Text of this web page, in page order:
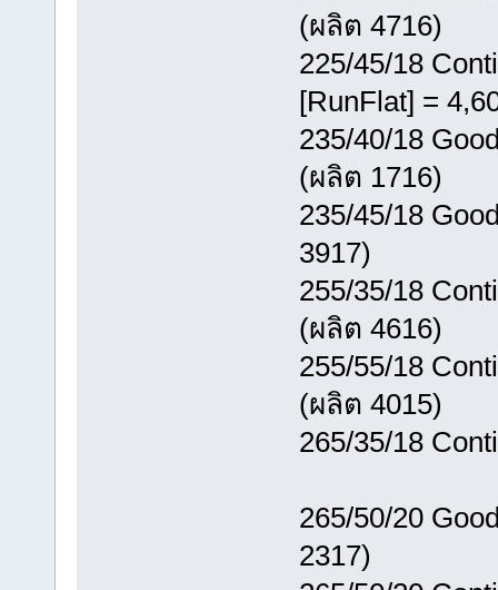
(ผลิต 4716)
225/45/18
[RunFlat] =
235/40/18
(ผลิต 1716)
235/45/18
3917)
255/35/18
(ผลิต 4616)
255/55/18
(ผลิต 4015)
265/35/18
265/50/20
2317)